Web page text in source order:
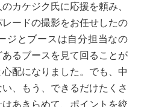
カケジク氏に応援を頼み、
ードの撮影をお任せしたの
ジとブースは自分担当なの
るブースを見て回ることが
配になりました。でも、中
、もう、できるだけたくさ
あきらめて、ポイントを絞